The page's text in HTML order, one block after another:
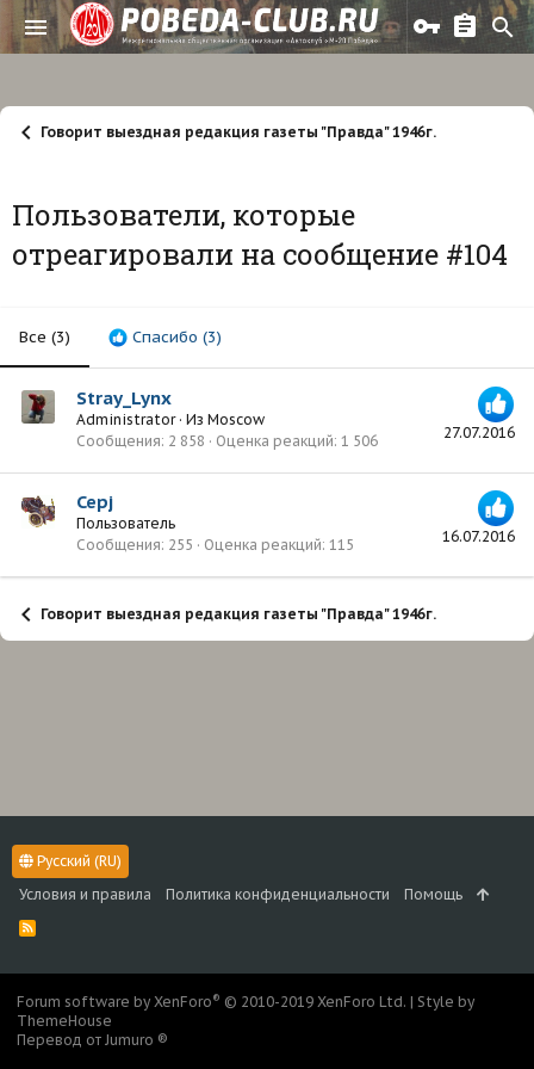
Говорит выездная редакция газеты "Правда" 1946г.
Пользователи, которые
отреагировали на сообщение #104
Все (3) Спасибо (3)
27.07.2016
Stray_Lynx
Administrator · Из Moscow
Сообщения 2 858 Оценка реакций 1 506
16.07.2016
Серj
Пользователь
Сообщения 255 Оценка реакций 115
Говорит выездная редакция газеты "Правда" 1946г.
Русский (RU)
Условия и правила
Политика конфиденциальности Помощь
R
S
Forum software by XenForo® © 2010-2019 XenForo Ltd. | Style by
ThemeHouse
Перевод от Jumuro ®